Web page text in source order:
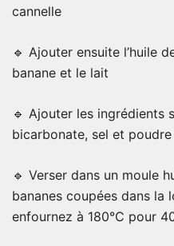
cannelle
🔹 Ajouter ensuite l’huile
banane et le lait
🔹 Ajouter les ingrédients
bicarbonate, sel et poudre
🔹 Verser dans un moule
bananes coupées dans la
enfournez à 180°C pour